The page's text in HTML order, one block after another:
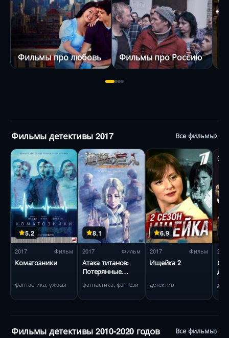
Фильмы про любовь Фильмы про Россию
Фильмы детективы 2017 Все фильмы
5.2
2017 Фильм
Коматозники
фантастика, ужасы
8.1
2017 Фильм
Атака титанов:
Потерянные
фантастика, фэнтези
6.9
2017 Фильм
Ищейка 2
детектив
2017
Фильмы детективы 2010-2020 годов Все фильмы